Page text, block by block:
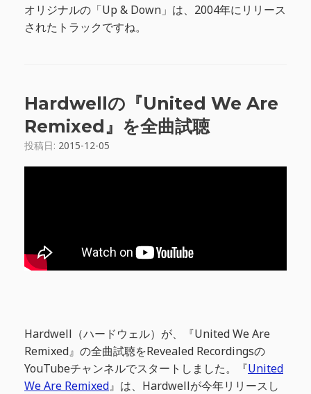
オリジナルの「Up & Down」は、2004年にリリース
されたトラックですね。
Hardwellの『United We Are
Remixed』を全曲試聴
投稿日: 2015-12-05
Hardwell（ハードウェル）が、『United We Are
Remixed』の全曲試聴をRevealed Recordingsの
YouTubeチャンネルでスタートしました。『United
We Are Remixed』は、Hardwellが今年リリースし